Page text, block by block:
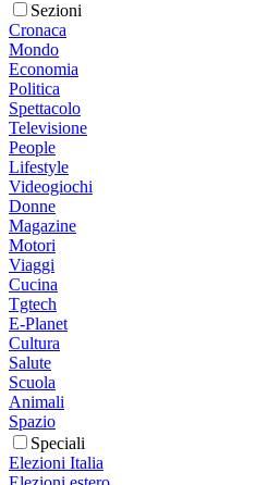
Sezioni
Cronaca
Mondo
Economia
Politica
Spettacolo
Televisione
People
Lifestyle
Videogiochi
Donne
Magazine
Motori
Viaggi
Cucina
Tgtech
E-Planet
Cultura
Salute
Scuola
Animali
Spazio
Speciali
Elezioni Italia